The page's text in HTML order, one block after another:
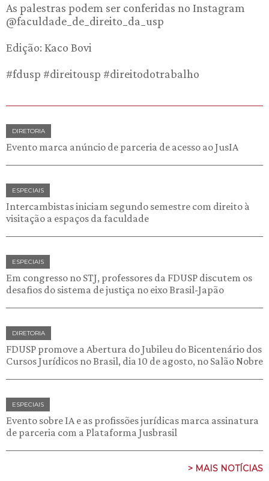
As palestras podem ser conferidas no Instagram
@faculdade_de_direito_da_usp
Edição: Kaco Bovi
#fdusp #direitousp #direitodotrabalho
DIRETORIA
Evento marca anúncio de parceria de acesso ao JusIA
ESPECIAIS
Intercambistas iniciam segundo semestre com direito à
visitação a espaços da faculdade
ESPECIAIS
Em congresso no STJ, professores da FDUSP discutem os
desafios do sistema de justiça no eixo Brasil-Japão
DIRETORIA
FDUSP promove a Abertura do Jubileu do Bicentenário dos
Cursos Jurídicos no Brasil, dia 10 de agosto, no Salão Nobre
ESPECIAIS
Evento sobre IA e as profissões jurídicas marca assinatura
de parceria com a Plataforma Jusbrasil
> MAIS NOTÍCIAS